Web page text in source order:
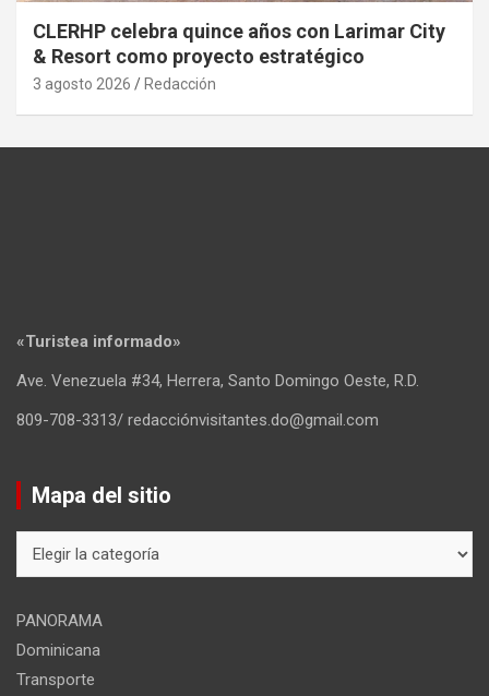
CLERHP celebra quince años con Larimar City
& Resort como proyecto estratégico
3 agosto 2026 Redacción
809-708-3313/ redacciónvisitantes.do@gmail.com
Mapa del sitio
del
sitio
PANORAMA
Dominicana
Hoteles
Estadísticas
Lugares